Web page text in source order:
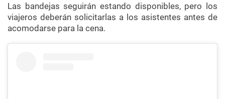
Las bandejas seguirán estando disponibles, pero los
viajeros deberán solicitarlas a los asistentes antes de
acomodarse para la cena.